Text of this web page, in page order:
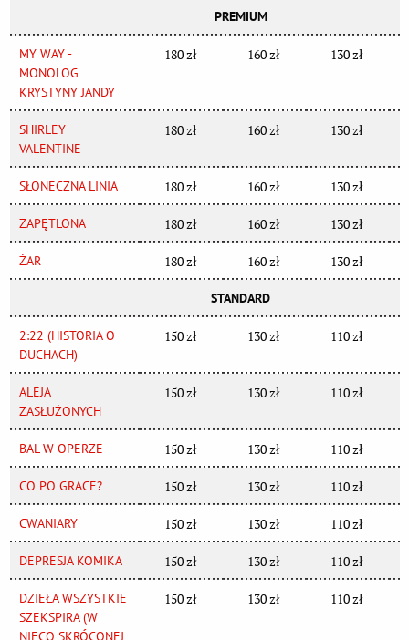
PREMIUM
MY WAY -
MONOLOG
KRYSTYNY JANDY
180 zł 160 zł 130 zł
SHIRLEY
VALENTINE
180 zł 160 zł 130 zł
SŁONECZNA LINIA 180 zł 160 zł 130 zł
ZAPĘTLONA 180 zł 160 zł 130 zł
ŻAR 180 zł 160 zł 130 zł
STANDARD
2:22 (HISTORIA O
DUCHACH)
150 zł 130 zł 110 zł
ALEJA
ZASŁUŻONYCH
150 zł 130 zł 110 zł
BAL W OPERZE 150 zł 130 zł 110 zł
CO PO GRACE? 150 zł 130 zł 110 zł
CWANIARY 150 zł 130 zł 110 zł
DEPRESJA KOMIKA 150 zł 130 zł 110 zł
DZIEŁA WSZYSTKIE
SZEKSPIRA (W
NIECO SKRÓCONEJ
150 zł 130 zł 110 zł